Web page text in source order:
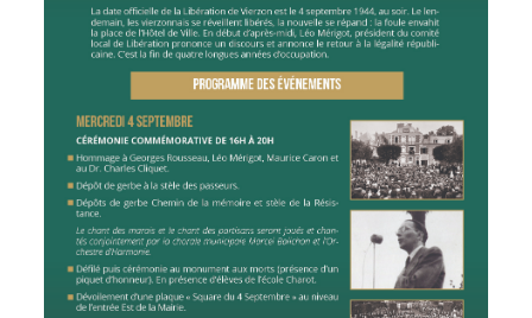
Publication des
actes
administratifs
Journal
municipal
Actualités
Agenda
Fil de l'info
Inscriptions
scolaires 2026-
2027
Enfance
jeunesse
Centres de
loisirs
Espace jeunes
Point
information